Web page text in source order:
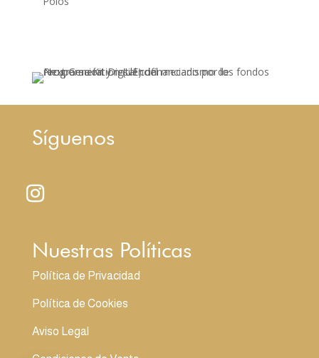
Síguenos
Nuestras Políticas
Política de Privacidad
Política de Cookies
Aviso Legal